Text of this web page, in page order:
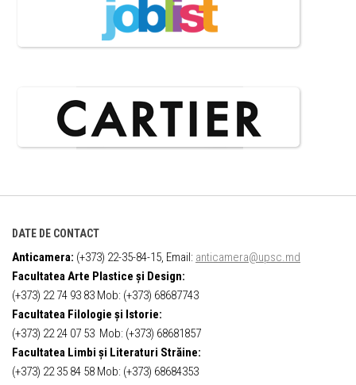
DATE DE CONTACT
Anticamera: (+373) 22-35-84-15, Email: anticamera@upsc.md
Facultatea Arte Plastice și Design:
(+373) 22 74 93 83 Mob: (+373) 68687743
Facultatea Filologie și Istorie:
(+373) 22 24 07 53 Mob: (+373) 68681857
Facultatea Limbi și Literaturi Străine:
(+373) 22 35 84 58 Mob: (+373) 68684353